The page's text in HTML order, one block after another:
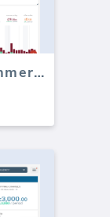
Aperçu de la Suite E-commerce